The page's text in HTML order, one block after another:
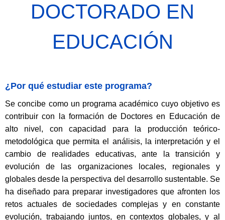
DOCTORADO EN
EDUCACIÓN
¿Por qué estudiar este programa?
Se concibe como un programa académico cuyo objetivo es
contribuir con la formación de Doctores en Educación de
alto nivel, con capacidad para la producción teórico-
metodológica que permita el análisis, la interpretación y el
cambio de realidades educativas, ante la transición y
evolución de las organizaciones locales, regionales y
globales desde la perspectiva del desarrollo sustentable. Se
ha diseñado para preparar investigadores que afronten los
retos actuales de sociedades complejas y en constante
evolución, trabajando juntos, en contextos globales, y al